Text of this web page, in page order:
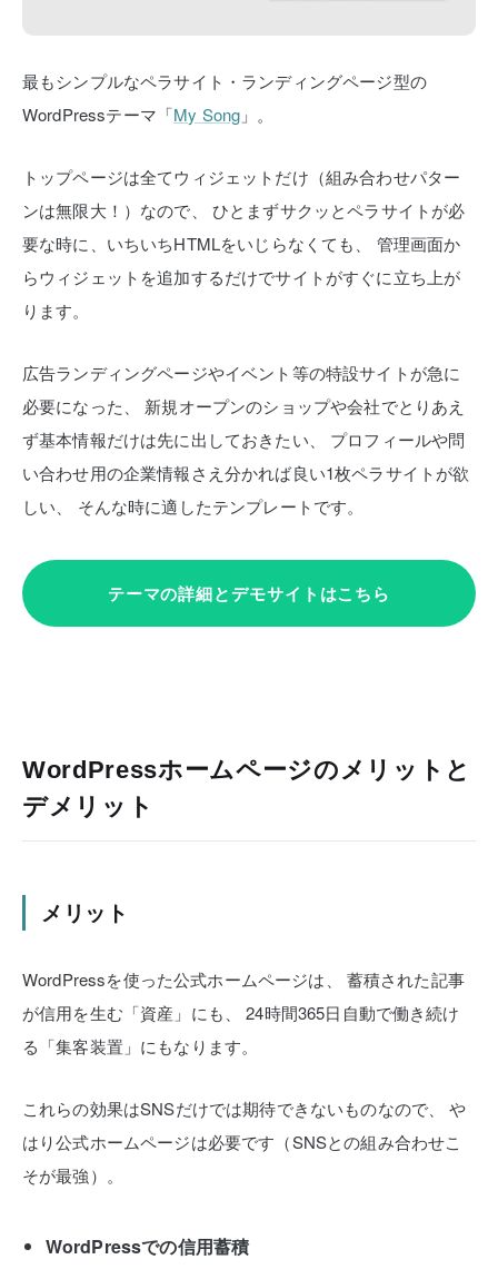
最もシンプルなペラサイト・ランディングページ型の
WordPressテーマ「My Song 」。
トップページは全てウィジェットだけ（組み合わせパター
ンは無限大！）なので、
ひとまずサクッとペラサイトが必
要な時に、いちいちHTMLをいじらなくても、
管理画面か
らウィジェットを追加するだけでサイトがすぐに立ち上が
ります。
広告ランディングページやイベント等の特設サイトが急に
必要になった、
新規オープンのショップや会社でとりあえ
ず基本情報だけは先に出しておきたい、
プロフィールや問
い合わせ用の企業情報さえ分かれば良い1枚ペラサイトが欲
しい、
そんな時に適したテンプレートです。
テーマの詳細とデモサイトはこちら
WordPressホームページのメリットと
デメリット
メリット
WordPressを使った公式ホームページは、
蓄積された記事
が信用を生む「資産」にも、
24時間365日自動で働き続け
る「集客装置」にもなります。
これらの効果はSNSだけでは期待できないものなので、
や
はり公式ホームページは必要です（SNSとの組み合わせこ
そが最強）。
WordPressでの信用蓄積